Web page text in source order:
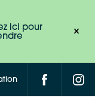
ici pour